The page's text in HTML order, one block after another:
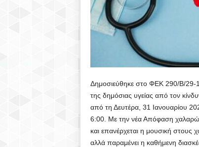
Ο
Γ
Σ
Λ
Ι
Δημοσιεύθηκε στο ΦΕΚ 290/Β/29-
της δημόσιας υγείας από τον
από τη Δευτέρα, 31 Ιανουαρίου
6:00. Με την νέα Απόφαση
και επανέρχεται η μουσική στους
αλλά παραμένει η καθήμενη